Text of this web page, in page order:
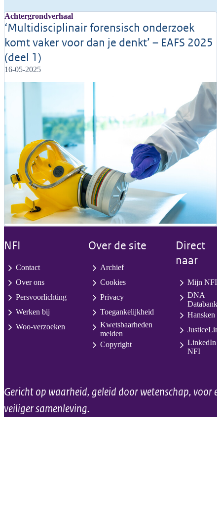
Achtergrondverhaal
‘Multidisciplinair forensisch onderzoek
komt vaker voor dan je denkt’ – EAFS 2025
(deel 1)
16-05-2025
NFI
Contact
Over ons
Persvoorlichting
Werken bij
Woo-verzoeken
Over de site
Archief
Cookies
Privacy
Toegankelijkheid
Kwetsbaarheden
melden
Copyright
Direct
naar
Mijn NFI
DNA
Databank
Hansken
LinkedIn
NFI
Gericht op waarheid, geleid door wetenschap, voor
veiliger samenleving.